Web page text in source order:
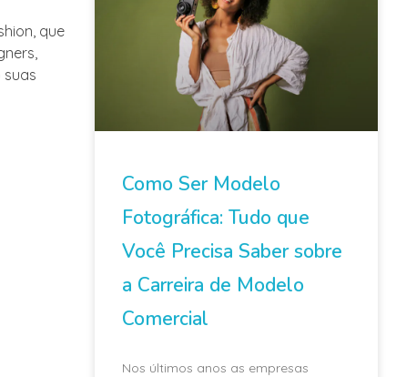
que
Como Ser Modelo
Fotográfica: Tudo que
Você Precisa Saber sobre
a Carreira de Modelo
Comercial
Nos últimos anos as empresas